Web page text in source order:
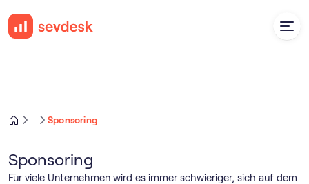
Sponsoring
Sponsoring
Für viele Unternehmen wird es immer schwieriger, sich auf dem